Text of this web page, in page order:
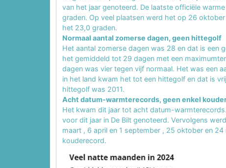
van het jaar genoteerd. De laatste officiële
graden. Op veel plaatsen werd het op 26
het 23,0 graden.
Normaal aantal zomerse dagen, geen hittegolf
Het aantal zomerse dagen was 28 en dat is een
het gemiddeld tot 29 dagen met een
dagen was vier tegen vijf normaal. Het was een
in het land kwam het tot een hittegolf en dat is
hittegolf was 2011.
Acht datum-warmterecords, geen enkel
Het kwam dit jaar tot acht datum-
voor dit jaar in De Bilt genoteerd. Vervolgens
maart , 6 april en 1 september , 25 oktober en 24
kouderecord.